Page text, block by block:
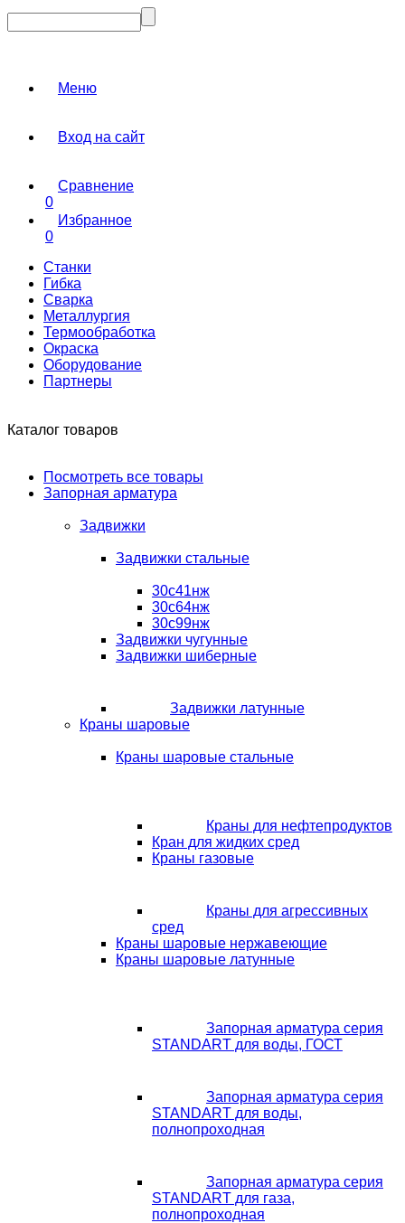
Меню
Вход на сайт
Сравнение
0
Избранное
0
Станки
Гибка
Сварка
Металлургия
Термообработка
Окраска
Оборудование
Партнеры
Каталог товаров
Посмотреть все товары
Запорная арматура
Задвижки
Задвижки стальные
30с41нж
30с64нж
30с99нж
Задвижки чугунные
Задвижки шиберные
Задвижки латунные
Краны шаровые
Краны шаровые стальные
Краны для нефтепродуктов
Кран для жидких сред
Краны газовые
Краны для агрессивных
сред
Краны шаровые нержавеющие
Краны шаровые латунные
Запорная арматура серия
STANDART для воды, ГОСТ
Запорная арматура серия
STANDART для воды,
полнопроходная
Запорная арматура серия
STANDART для газа,
полнопроходная